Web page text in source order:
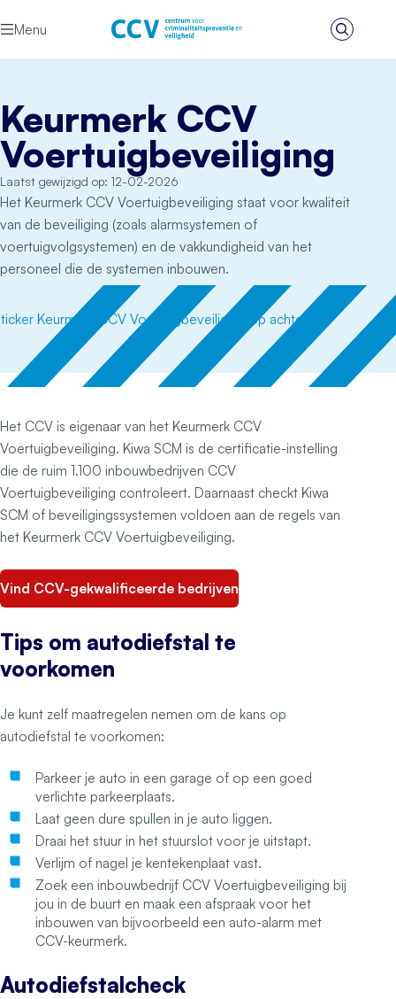
Menu
Zoeken
Keurmerk CCV
Voertuigbeveiliging
Laatst gewijzigd op: 12-02-2026
Het Keurmerk CCV Voertuigbeveiliging staat voor kwaliteit
van de beveiliging (zoals alarmsystemen of
voertuigvolgsystemen) en de vakkundigheid van het
personeel die de systemen inbouwen.
Het CCV is eigenaar van het Keurmerk CCV
Voertuigbeveiliging. Kiwa SCM is de certificatie-instelling
die de ruim 1.100 inbouwbedrijven CCV
Voertuigbeveiliging controleert. Daarnaast checkt Kiwa
SCM of beveiligingssystemen voldoen aan de regels van
het Keurmerk CCV Voertuigbeveiliging.
Vind CCV-gekwalificeerde bedrijven
Tips om autodiefstal te
voorkomen
Je kunt zelf maatregelen nemen om de kans op
autodiefstal te voorkomen:
Parkeer je auto in een garage of op een goed
verlichte parkeerplaats.
Laat geen dure spullen in je auto liggen.
Draai het stuur in het stuurslot voor je uitstapt.
Verlijm of nagel je kentekenplaat vast.
Zoek een inbouwbedrijf CCV Voertuigbeveiliging bij
jou in de buurt en maak een afspraak voor het
inbouwen van bijvoorbeeld een auto-alarm met
CCV-keurmerk.
Autodiefstalcheck